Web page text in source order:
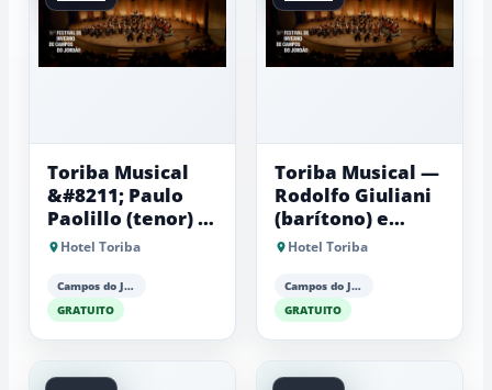
Toriba Musical
&#8211; Paulo
Paolillo (tenor) e
Antonio Luiz
Hotel Toriba
Campos do Jordão
GRATUITO
Toriba Musical —
Rodolfo Giuliani
(barítono) e
Antonio Luiz
Hotel Toriba
Campos do Jordão
GRATUITO